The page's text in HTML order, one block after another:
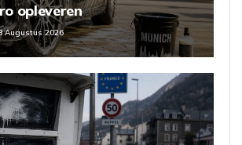
opleveren
Augustus 2026